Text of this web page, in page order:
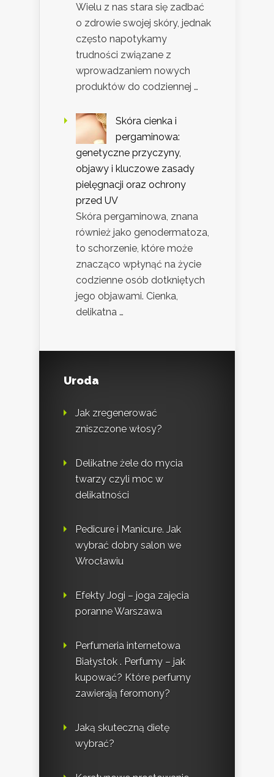
Wielu z nas stara się zadbać
o zdrowie swojej skóry, jednak
często napotykamy
trudności związane z
wprowadzaniem nowych
produktów do codziennej …
Skóra cienka i
pergaminowa:
genetyczne przyczyny,
objawy i kluczowe zasady
pielęgnacji oraz ochrony
przed UV
Skóra pergaminowa, znana
również jako genodermatoza,
to schorzenie, które może
znacząco wpłynąć na życie
codzienne osób dotkniętych
jego objawami. Cienka,
delikatna …
Uroda
Jak zregenerować
zniszczone włosy?
Delikatne żele do mycia
twarzy czyli moc w
delikatności
Pedicure i Manicure. Jak
wybrać dobry salon we
Wrocławiu
Efekty Jogi – joga zajęcia
poranne Warszawa
Perfumeria internetowa
Białystok . Perfumy – jak
kupować? Które perfumy
zawierają feromony?
Jaką skuteczną dietę
wybrać?